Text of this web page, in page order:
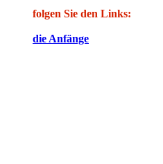
folgen Sie den Links:
die Anfänge